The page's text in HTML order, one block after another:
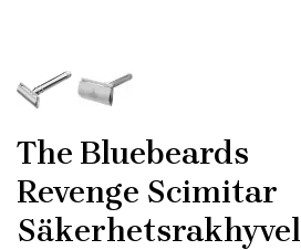
The Bluebeards
Revenge Scimitar
Säkerhetsrakhyvel